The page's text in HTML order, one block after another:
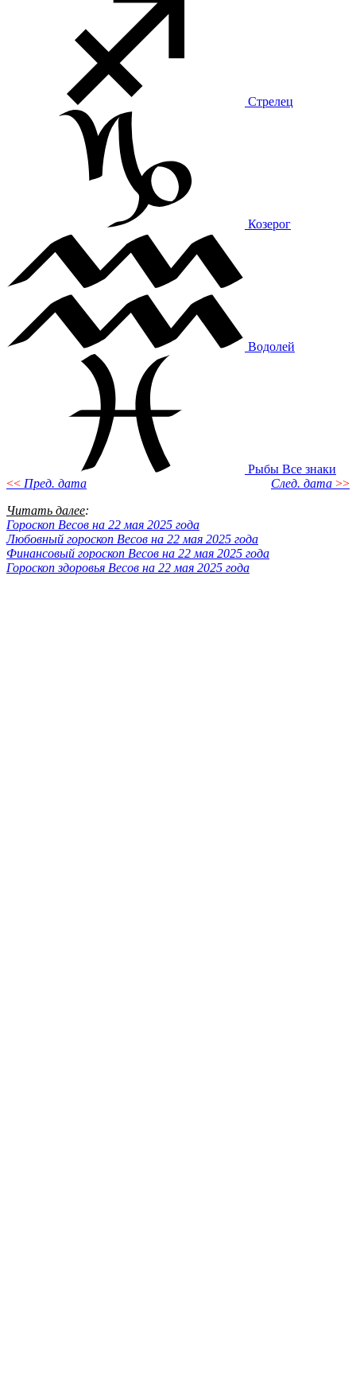
Стрелец
Козерог
Водолей
Рыбы Все знаки
<< Пред. дата След. дата >>
Читать далее:
Гороскоп Весов на 22 мая 2025 года
Любовный гороскоп Весов на 22 мая 2025 года
Финансовый гороскоп Весов на 22 мая 2025 года
Гороскоп здоровья Весов на 22 мая 2025 года